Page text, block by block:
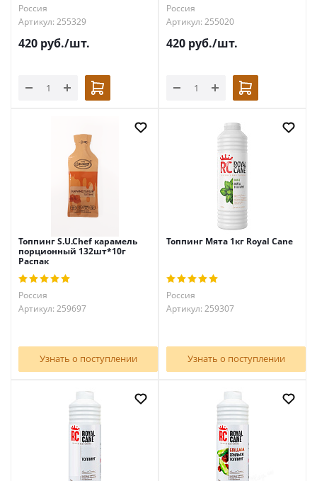
Россия
Артикул: 255329
420 руб./шт.
Россия
Артикул: 255020
420 руб./шт.
Топпинг S.U.Chef карамель
порционный 132шт*10г
Распак
Россия
Артикул: 259697
Узнать о поступлении
Топпинг Мята 1кг Royal Cane
Россия
Артикул: 259307
Узнать о поступлении